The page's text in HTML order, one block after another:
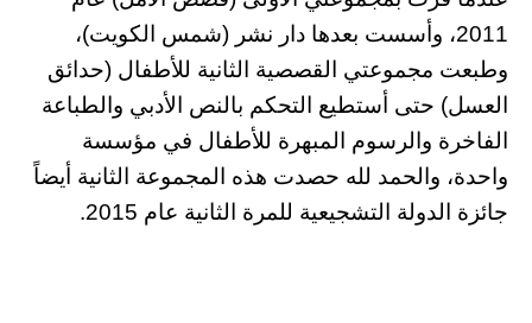
2011، وأسست بعدها دار نشر (شمس الكويت)،
وطبعت مجموعتي القصصية الثانية للأطفال (حدائق
العسل) حتى أستطيع التحكم بالنص الأدبي والطباعة
الفاخرة والرسوم المبهرة للأطفال في مؤسسة
واحدة، والحمد لله حصدت هذه المجموعة الثانية أيضاً
جائزة الدولة التشجيعية للمرة الثانية عام 2015.